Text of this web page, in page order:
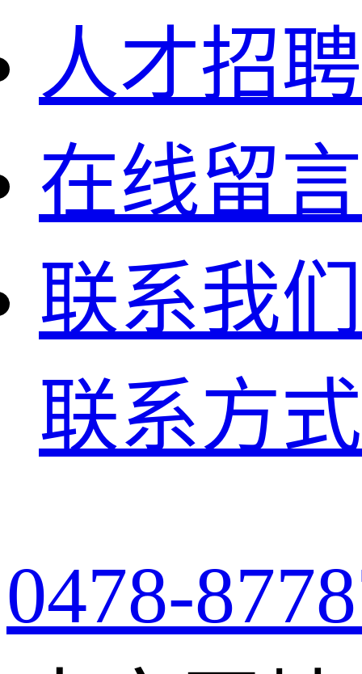
人才招聘
在线留言
联系我们
联系方式
0478-